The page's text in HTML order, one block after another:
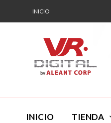
INICIO
INICIO TIENDA